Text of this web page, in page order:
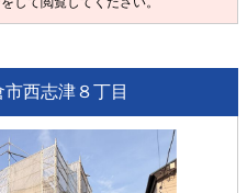
市西志津８丁目